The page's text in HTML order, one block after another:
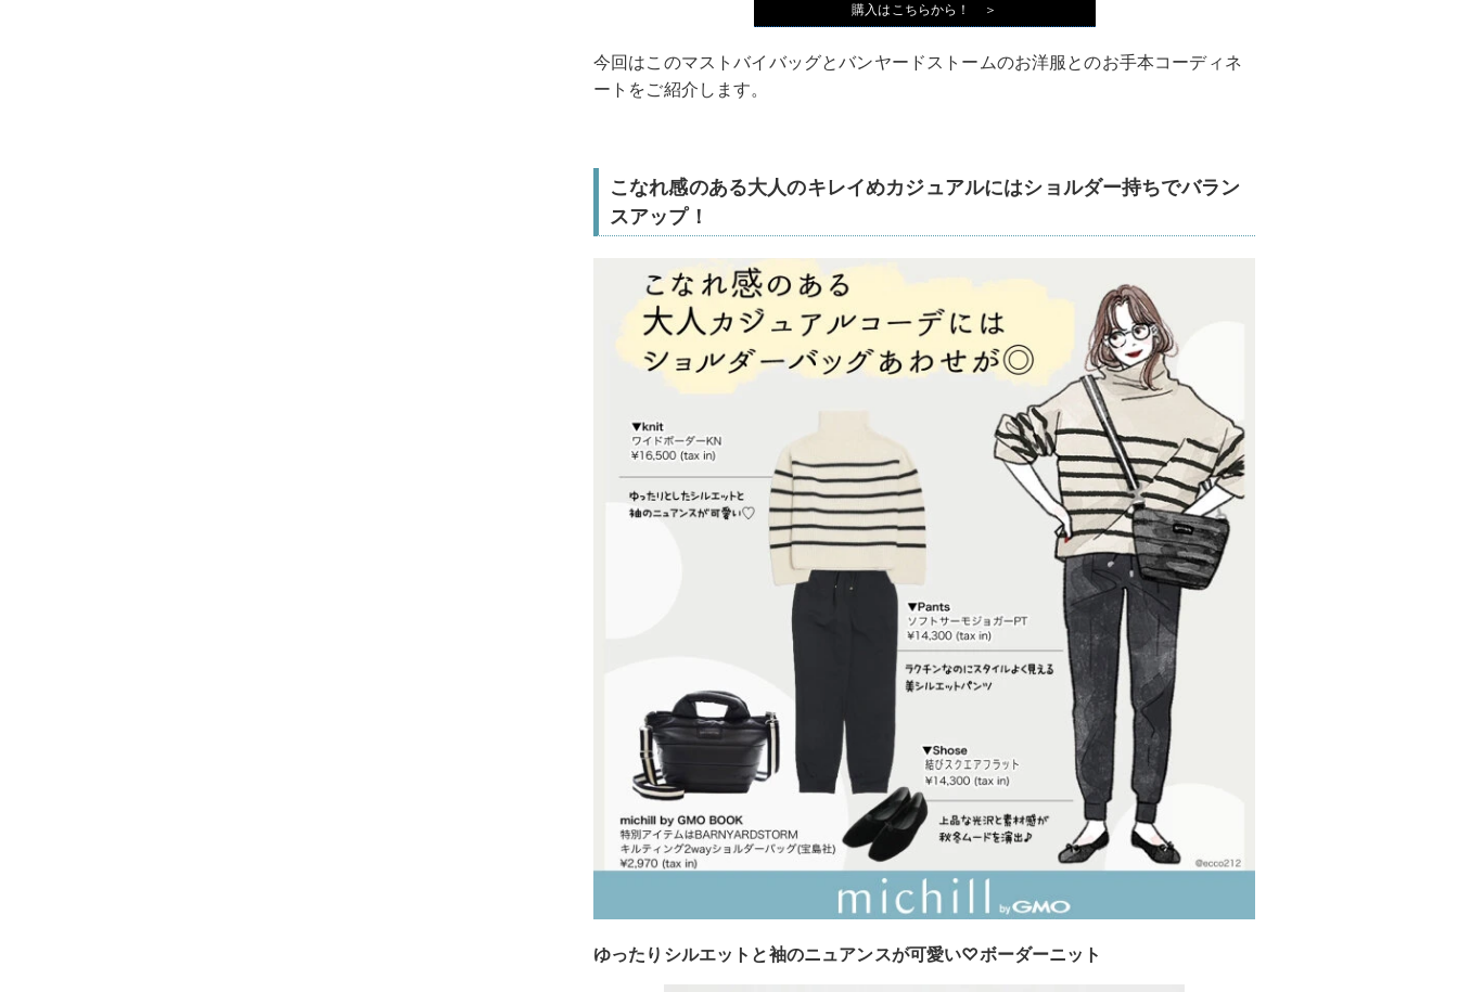
購入はこちらから！ ＞
今回はこのマストバイバッグとバンヤードストームのお洋服とのお手本コーディネ
ートをご紹介します。
こなれ感のある大人のキレイめカジュアルにはショルダー持ちでバラン
スアップ！
ゆったりシルエットと袖のニュアンスが可愛い♡ボーダーニット